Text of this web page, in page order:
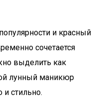
и красный
сочетается
выделить как
лунный маникюр
стильно.